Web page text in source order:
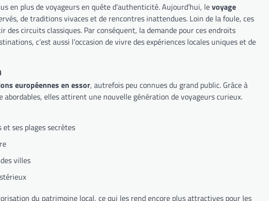
en plus de voyageurs en quête d’authenticité. Aujourd’hui, levoyage
de traditions vivaces et de rencontres inattendues. Loin de la foule, ces
circuits classiques. Par conséquent, la demande pour ces endroits
c’est aussi l’occasion de vivre des expériences locales uniques et de
européennes en essor, autrefois peu connues du grand public. Grâce à
elles attirent une nouvelle génération de voyageurs curieux.
ses plages secrètes
villes
du patrimoine local, ce qui les rend encore plus attractives pour les